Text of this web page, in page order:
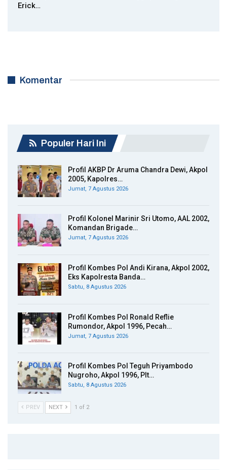
Erick…
Komentar
Populer Hari Ini
Profil AKBP Dr Aruma Chandra Dewi, Akpol
2005, Kapolres…
Jumat, 7 Agustus 2026
Profil Kolonel Marinir Sri Utomo, AAL 2002,
Komandan Brigade…
Jumat, 7 Agustus 2026
Profil Kombes Pol Andi Kirana, Akpol 2002,
Eks Kapolresta Banda…
Sabtu, 8 Agustus 2026
Profil Kombes Pol Ronald Reflie
Rumondor, Akpol 1996, Pecah…
Jumat, 7 Agustus 2026
Profil Kombes Pol Teguh Priyambodo
Nugroho, Akpol 1996, Plt…
Sabtu, 8 Agustus 2026
PREV NEXT 1 of 2